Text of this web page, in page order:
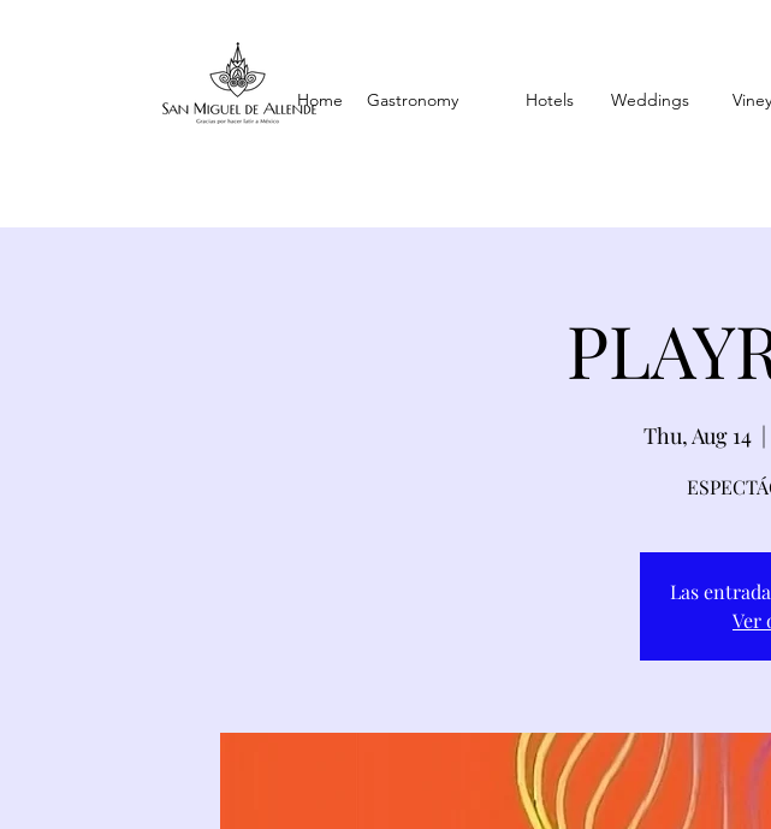
Home Gastronomy Hotels Weddings
Thu, Aug 14
  |
Las
Ver